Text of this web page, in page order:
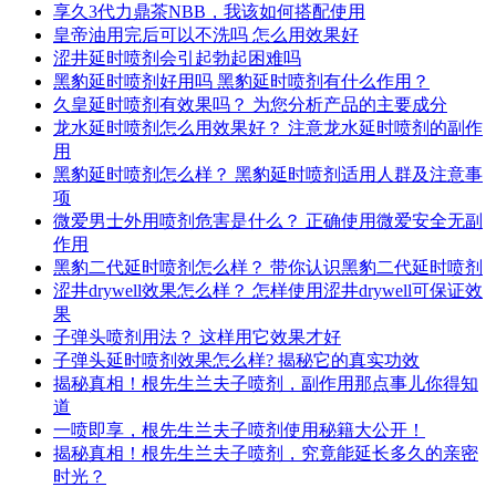
享久3代力鼎茶NBB，我该如何搭配使用
皇帝油用完后可以不洗吗 怎么用效果好
涩井延时喷剂会引起勃起困难吗
黑豹延时喷剂好用吗 黑豹延时喷剂有什么作用？
久皇延时喷剂有效果吗？ 为您分析产品的主要成分
龙水延时喷剂怎么用效果好？ 注意龙水延时喷剂的副作
用
黑豹延时喷剂怎么样？ 黑豹延时喷剂适用人群及注意事
项
微爱男士外用喷剂危害是什么？ 正确使用微爱安全无副
作用
黑豹二代延时喷剂怎么样？ 带你认识黑豹二代延时喷剂
涩井drywell效果怎么样？ 怎样使用涩井drywell可保证效
果
子弹头喷剂用法？ 这样用它效果才好
子弹头延时喷剂效果怎么样? 揭秘它的真实功效
揭秘真相！根先生兰夫子喷剂，副作用那点事儿你得知
道
一喷即享，根先生兰夫子喷剂使用秘籍大公开！
揭秘真相！根先生兰夫子喷剂，究竟能延长多久的亲密
时光？